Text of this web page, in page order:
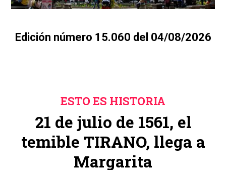
Edición número 15.060 del 04/08/2026
21 de julio de 1561, el
temible TIRANO, llega a
Margarita
ESTO ES HISTORIA